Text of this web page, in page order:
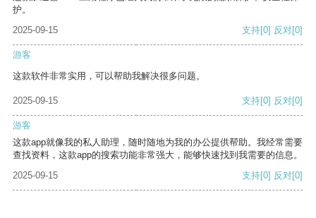
护。
2025-09-15
支持[0] 反对[0]
游客
这款软件非常实用，可以帮助我解决很多问题。
2025-09-15 支持[0] 反对[0]
游客
这款app就像我的私人助理，随时随地为我的办公提供帮助。我经常需要
查找资料，这款app的搜索功能非常强大，能够快速找到我需要的信息。
2025-09-15
支持[0] 反对[0]